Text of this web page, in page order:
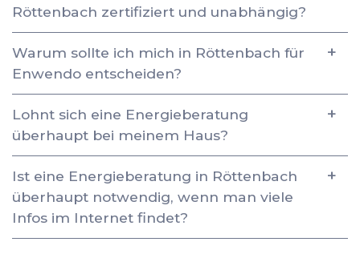
Röttenbach zertifiziert und unabhängig?
Warum sollte ich mich in Röttenbach für
Enwendo entscheiden?
Lohnt sich eine Energieberatung
überhaupt bei meinem Haus?
Ist eine Energieberatung in Röttenbach
überhaupt notwendig, wenn man viele
Infos im Internet findet?